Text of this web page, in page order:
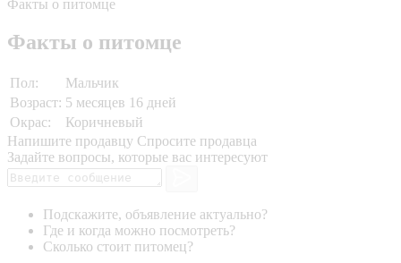
Факты о питомце
Факты о питомце
Пол:
Мальчик
Возраст: 5 месяцев 16 дней
Окрас:
Коричневый
Напишите продавцу Спросите продавца
Задайте вопросы, которые вас интересуют
Подскажите, объявление актуально?
Где и когда можно посмотреть?
Сколько стоит питомец?